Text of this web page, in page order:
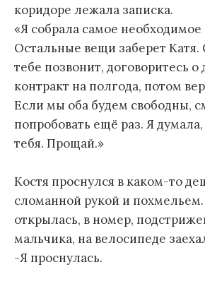
коридоре лежала записка.
«Я собрала самое необходимое
Остальные вещи заберет Катя.
тебе позвонит, договоритесь о
контракт на полгода, потом
Если мы оба будем свободны,
попробовать ещё раз. Я
тебя. Прощай.»
Костя проснулся в каком-то
сломанной рукой и похмельем.
открылась, в номер,
мальчика, на велосипеде
-Я проснулась.